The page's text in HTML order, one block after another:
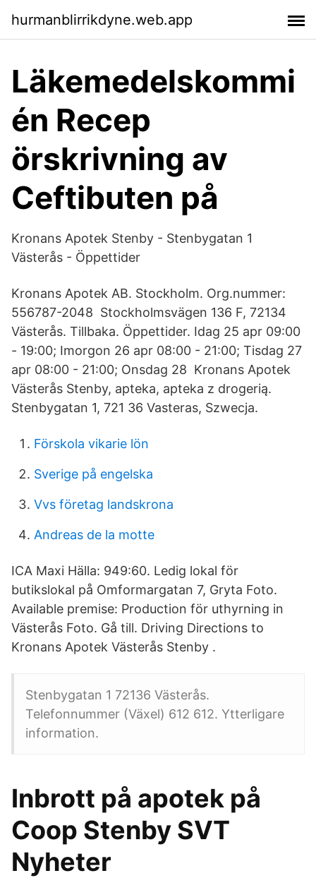
hurmanblirrikdyne.web.app
Läkemedelskommi
én Recep
örskrivning av
Ceftibuten på
Kronans Apotek Stenby - Stenbygatan 1
Västerås - Öppettider
Kronans Apotek AB. Stockholm. Org.nummer:
556787-2048 Stockholmsvägen 136 F, 72134
Västerås. Tillbaka. Öppettider. Idag 25 apr 09:00
- 19:00; Imorgon 26 apr 08:00 - 21:00; Tisdag 27
apr 08:00 - 21:00; Onsdag 28 Kronans Apotek
Västerås Stenby, apteka, apteka z drogerią.
Stenbygatan 1, 721 36 Vasteras, Szwecja.
Förskola vikarie lön
Sverige på engelska
Vvs företag landskrona
Andreas de la motte
ICA Maxi Hälla: 949:60. Ledig lokal för
butikslokal på Omformargatan 7, Gryta Foto.
Available premise: Production för uthyrning in
Västerås Foto. Gå till. Driving Directions to
Kronans Apotek Västerås Stenby .
Stenbygatan 1 72136 Västerås.
Telefonnummer (Växel) 612 612. Ytterligare
information.
Inbrott på apotek på
Coop Stenby SVT
Nyheter